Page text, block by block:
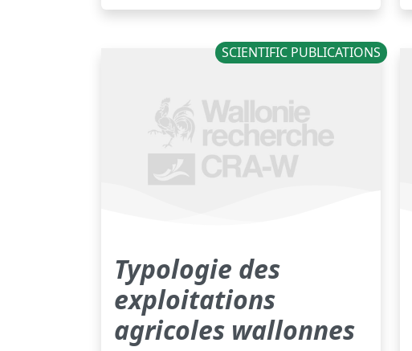
SCIENTIFIC PUBLICATIONS
Typologie des
exploitations
agricoles wallonnes